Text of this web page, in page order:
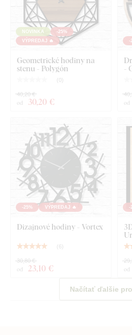
Návod na montáž
NOVINKA
-25%
VÝPREDAJ 🔥
Geometrické hodiny na
stenu - Polygón
( 0)
od 30,20 €
40,20 €
-
-
od
-25% VÝPREDAJ 🔥
Dizajnové hodiny - Vortex
( 6 )
od 23,10 €
30,80 €
-
od
Načítať ďalšie